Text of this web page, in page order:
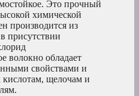
Это прочный
химической
производится из
присутствии
волокно обладает
свойствами и
щелочам и